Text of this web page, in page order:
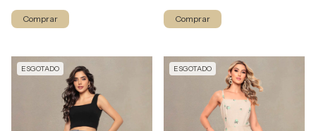
Comprar Comprar
ESGOTADO ESGOTADO